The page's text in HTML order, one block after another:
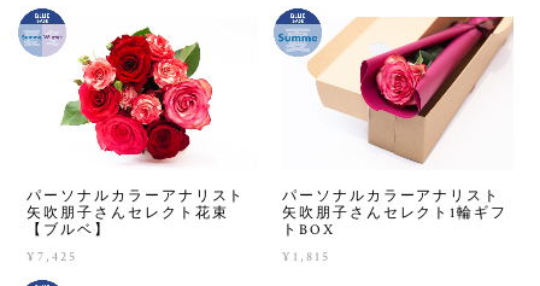
パーソナルカラーアナリスト
矢吹朋子さんセレクト花束
【ブルベ】
¥7,425
パーソナルカラーアナリスト
矢吹朋子さんセレクト1輪ギフ
トBOX
¥1,815